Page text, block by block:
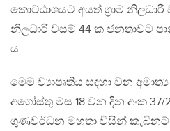
කොට්ඨාශයට අයත් ග‍්‍රාම නිලධාරී
නිලධාරී වසම් 44 ක ජනතාවට
ය.
මෙම ව්‍යාපෘතිය සඳහා වන
අගෝස්තු මස 18 වන දින අංක 37/
ගුණවර්ධන මහතා විසින්